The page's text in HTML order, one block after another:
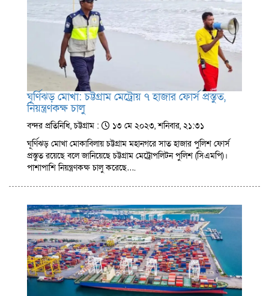
ঘূর্ণিঝড় মোখা: চট্টগ্রাম মেট্রোয় ৭ হাজার ফোর্স প্রস্তুত,
নিয়ন্ত্রণকক্ষ চালু
বন্দর প্রতিনিধি, চট্টগ্রাম :
১৩ মে ২০২৩, শনিবার, ২১:৩১
ঘূর্ণিঝড় মোখা মোকাবিলায় চট্টগ্রাম মহানগরে সাত হাজার পুলিশ ফোর্স
প্রস্তুত রয়েছে বলে জানিয়েছে চট্টগ্রাম মেট্রোপলিটন পুলিশ (সিএমপি)।
পাশাপাশি নিয়ন্ত্রণকক্ষ চালু করেছে….